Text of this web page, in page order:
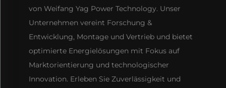
von Weifang Yag Power Technology. Unser
Unternehmen vereint Forschung &
Entwicklung, Montage und Vertrieb und bietet
optimierte Energielösungen mit Fokus auf
Marktorientierung und technologischer
Innovation. Erleben Sie Zuverlässigkeit und